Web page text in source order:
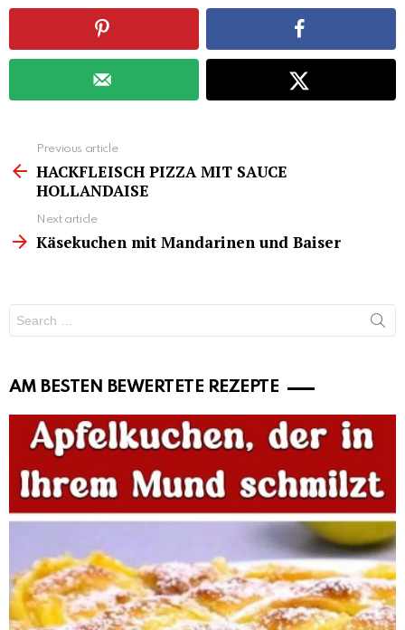
more
Previous article
HACKFLEISCH PIZZA MIT SAUCE
HOLLANDAISE
Next article
Käsekuchen mit Mandarinen und Baiser
for:
AM BESTEN BEWERTETE REZEPTE